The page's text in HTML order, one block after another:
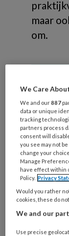
maar
om.
PR
Wet-
We Care
We and our887
data or unique
tracking
partners process
consent will
you see may not
change your
Manage
have effect within
Policy. Privacy
Would you rather
cookies, these do
We and our
Use precise